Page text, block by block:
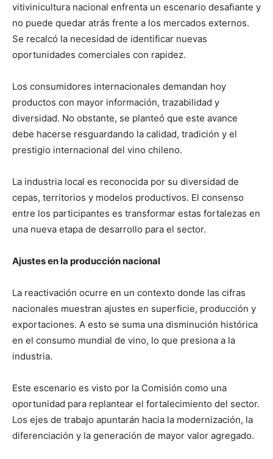
vitivinicultura nacional enfrenta un escenario desafiante y
no puede quedar atrás frente a los mercados externos.
Se recalcó la necesidad de identificar nuevas
oportunidades comerciales con rapidez.
Los consumidores internacionales demandan hoy
productos con mayor información, trazabilidad y
diversidad. No obstante, se planteó que este avance
debe hacerse resguardando la calidad, tradición y el
prestigio internacional del vino chileno.
La industria local es reconocida por su diversidad de
cepas, territorios y modelos productivos. El consenso
entre los participantes es transformar estas fortalezas en
una nueva etapa de desarrollo para el sector.
Ajustes en la producción nacional
La reactivación ocurre en un contexto donde las cifras
nacionales muestran ajustes en superficie, producción y
exportaciones. A esto se suma una disminución histórica
en el consumo mundial de vino, lo que presiona a la
industria.
Este escenario es visto por la Comisión como una
oportunidad para replantear el fortalecimiento del sector.
Los ejes de trabajo apuntarán hacia la modernización, la
diferenciación y la generación de mayor valor agregado.